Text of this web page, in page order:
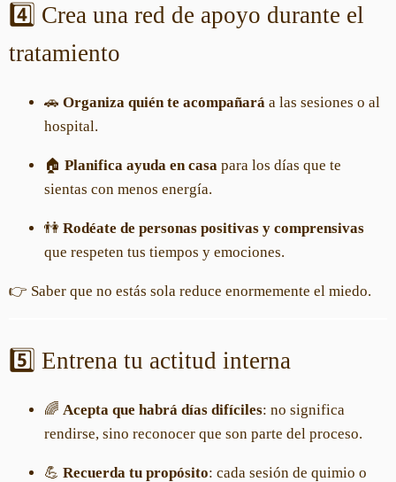
4️⃣ Crea una red de apoyo durante el
tratamiento
🚗 Organiza quién te acompañará a las sesiones o al
hospital.
🏠 Planifica ayuda en casa para los días que te
sientas con menos energía.
👫 Rodéate de personas positivas y comprensivas
que respeten tus tiempos y emociones.
👉 Saber que no estás sola reduce enormemente el miedo.
5️⃣ Entrena tu actitud interna
🌈 Acepta que habrá días difíciles: no significa
rendirse, sino reconocer que son parte del proceso.
💪 Recuerda tu propósito: cada sesión de quimio o